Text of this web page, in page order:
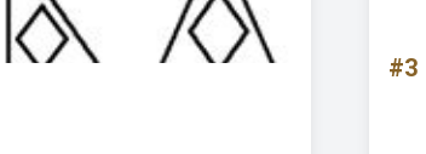
#3